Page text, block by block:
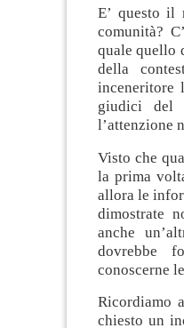
E’ questo il
comunità?
quale quello
della
inceneritore
giudici del
l’attenzione
Visto che
la prima
allora le
dimostrate
anche
dovrebbe
conoscerne
Ricordiamo
chiesto un